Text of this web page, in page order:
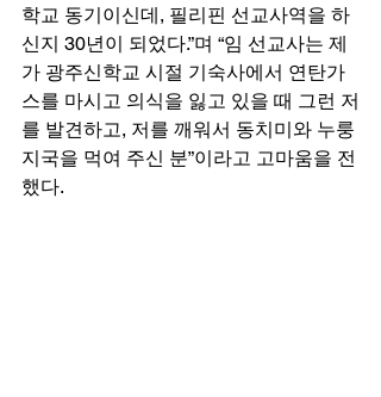
학교 동기이신데, 필리핀 선교사역을 하
신지 30년이 되었다.”며 “임 선교사는 제
가 광주신학교 시절 기숙사에서 연탄가
스를 마시고 의식을 잃고 있을 때 그런 저
를 발견하고, 저를 깨워서 동치미와 누룽
지국을 먹여 주신 분”이라고 고마움을 전
했다.